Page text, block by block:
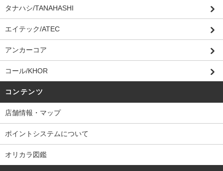
タナハシ/TANAHASHI
エイテック/ATEC
アンカーコア
コール/KHOR
コンテンツ
店舗情報・マップ
ポイントシステムについて
オリカラ図鑑